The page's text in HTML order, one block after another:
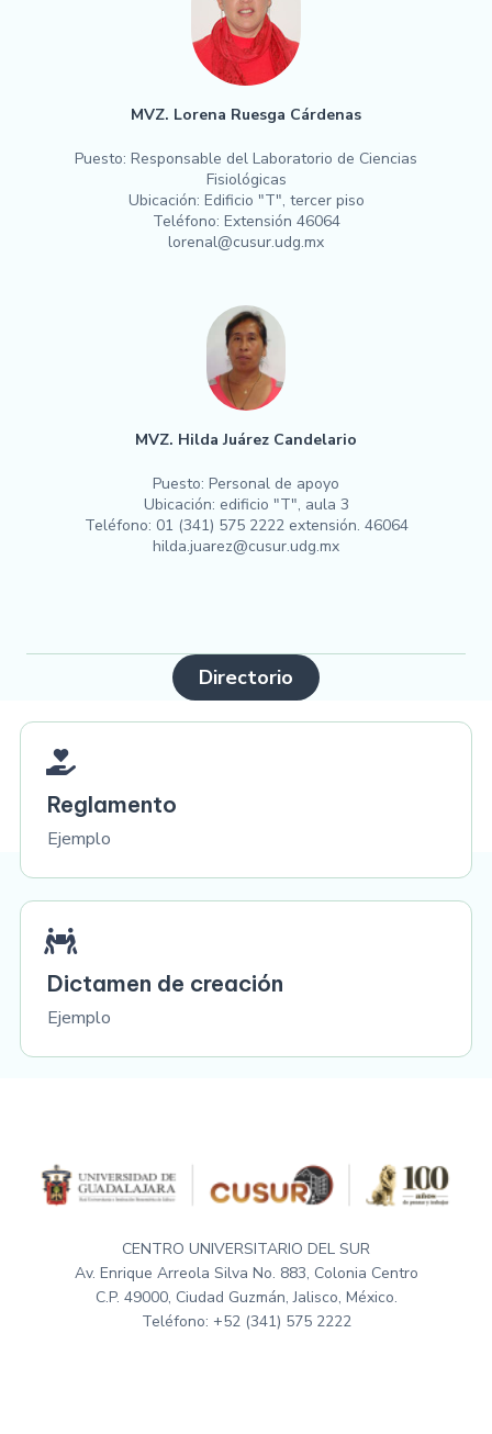
MVZ. Lorena Ruesga Cárdenas
Puesto: Responsable del Laboratorio de Ciencias
Fisiológicas
Ubicación: Edificio "T", tercer piso
Teléfono: Extensión 46064
lorenal@cusur.udg.mx
MVZ. Hilda Juárez Candelario
Puesto: Personal de apoyo
Ubicación: edificio "T", aula 3
Teléfono: 01 (341) 575 2222 extensión. 46064
hilda.juarez@cusur.udg.mx
Directorio
Reglamento
Ejemplo
Dictamen de creación
Ejemplo
CENTRO UNIVERSITARIO DEL SUR
Av. Enrique Arreola Silva No. 883, Colonia Centro
C.P. 49000, Ciudad Guzmán, Jalisco, México.
Teléfono: +52 (341) 575 2222